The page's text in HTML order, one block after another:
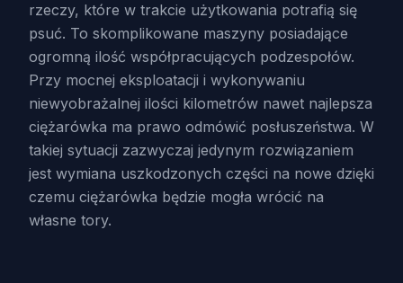
rzeczy, które w trakcie użytkowania potrafią się
psuć. To skomplikowane maszyny posiadające
ogromną ilość współpracujących podzespołów.
Przy mocnej eksploatacji i wykonywaniu
niewyobrażalnej ilości kilometrów nawet najlepsza
ciężarówka ma prawo odmówić posłuszeństwa. W
takiej sytuacji zazwyczaj jedynym rozwiązaniem
jest wymiana uszkodzonych części na nowe dzięki
czemu ciężarówka będzie mogła wrócić na
własne tory.